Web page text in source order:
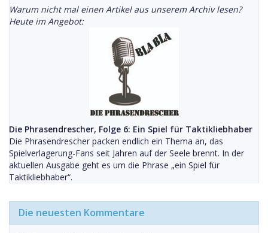
Warum nicht mal einen Artikel aus unserem Archiv lesen?
Heute im Angebot:
Die Phrasendrescher, Folge 6: Ein Spiel für Taktikliebhaber
Die Phrasendrescher packen endlich ein Thema an, das
Spielverlagerung-Fans seit Jahren auf der Seele brennt. In der
aktuellen Ausgabe geht es um die Phrase „ein Spiel für
Taktikliebhaber“.
Die neuesten Kommentare